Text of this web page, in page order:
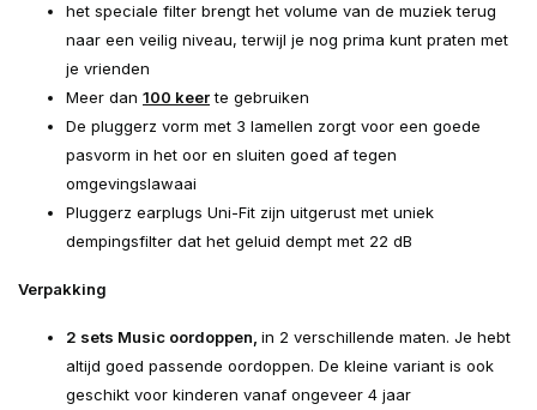
het speciale filter brengt het volume van de muziek terug
naar een veilig niveau, terwijl je nog prima kunt praten met
je vrienden
Meer dan 100 keerte gebruiken
De pluggerz vorm met 3 lamellen zorgt voor een goede
pasvorm in het oor en sluiten goed af tegen
omgevingslawaai
Pluggerz earplugs Uni-Fit zijn uitgerust met uniek
dempingsfilter dat het geluid dempt met 22 dB
Verpakking
2 sets Music oordoppen, in 2 verschillende maten. Je hebt
altijd goed passende oordoppen. De kleine variant is ook
geschikt voor kinderen vanaf ongeveer 4 jaar